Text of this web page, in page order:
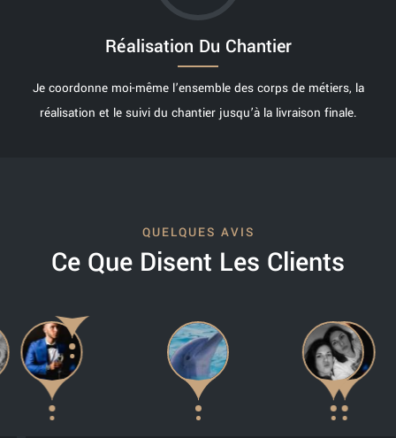
Réalisation Du Chantier
Je coordonne moi-même l’ensemble des corps de métiers, la
réalisation et le suivi du chantier jusqu’à la livraison finale.
QUELQUES AVIS
Ce Que Disent Les Clients